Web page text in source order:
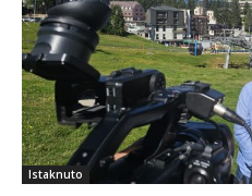
Istaknuto